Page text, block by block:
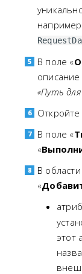
например
В поле «
«Путь
Откройте
В поле «
«
В
«
этот